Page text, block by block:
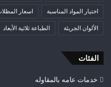
اختيار المواد المناسبة اسعار
الألوان الجريئة الطباعة ثلاثية الأبعاد
الفئات
خدمات عامه بالمقاوله